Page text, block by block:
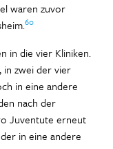
waren zuvor
60
in die vier Kliniken.
in zwei der vier
in eine andere
nach der
Juventute erneut
in eine andere